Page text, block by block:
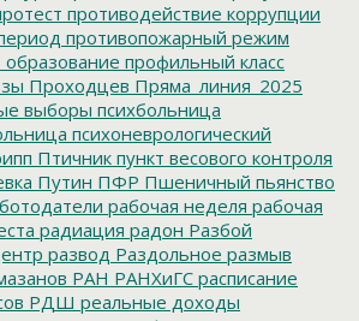
противодействие коррупции
противопожарный режим
профильный класс
Проходцев Пряма_линия_2025
выборы психбольница
психоневрологический
Птичник пункт весового контроля
Путин ПФР Пшеничный пьянство
рабочая неделя рабочая
радиация радон Разбой
развод Раздольное размыв
РАН РАНХиГС расписание
РДШ реальные доходы